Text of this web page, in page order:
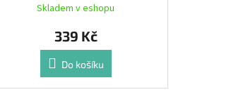
Skladem v eshopu
339 Kč
Do košíku